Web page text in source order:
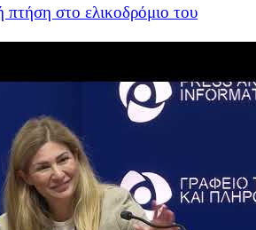
στο ελικοδρόμιο του